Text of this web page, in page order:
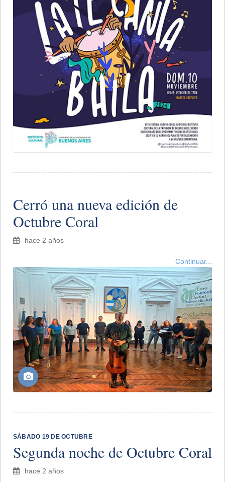
Cerró una nueva edición de
Octubre Coral
hace 2 años
Continuar...
​SÁBADO 19 DE OCTUBRE
Segunda noche de Octubre Coral
hace 2 años